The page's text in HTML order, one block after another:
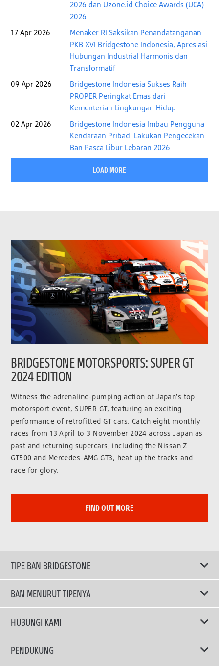
2026 dan Uzone.id Choice Awards (UCA)
2026
17 Apr 2026
Menaker RI Saksikan Penandatanganan
PKB XVI Bridgestone Indonesia, Apresiasi
Hubungan Industrial Harmonis dan
Transformatif
09 Apr 2026
Bridgestone Indonesia Sukses Raih
PROPER Peringkat Emas dari
Kementerian Lingkungan Hidup
02 Apr 2026
Bridgestone Indonesia Imbau Pengguna
Kendaraan Pribadi Lakukan Pengecekan
Ban Pasca Libur Lebaran 2026
LOAD MORE
BRIDGESTONE MOTORSPORTS: SUPER GT
2024 EDITION
Witness the adrenaline-pumping action of Japan's top
motorsport event, SUPER GT, featuring an exciting
performance of retrofitted GT cars. Catch eight monthly
races from 13 April to 3 November 2024 across Japan as
past and returning supercars, including the Nissan Z
GT500 and Mercedes-AMG GT3, heat up the tracks and
race for glory.
FIND OUT MORE
TIPE BAN BRIDGESTONE
BAN MENURUT TIPENYA
Ban ENLITEN
Ban Performa
HUBUNGI KAMI
Email Kami
PENDUKUNG